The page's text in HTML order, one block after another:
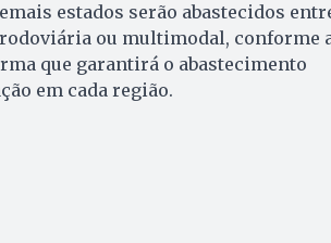
estados serão abastecidos
rodoviária ou multimodal, conforme
que garantirá o abastecimento
em cada região.